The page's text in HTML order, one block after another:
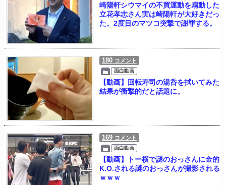
崎陽軒シウマイの不買運動を扇動した
立花孝志さん実は崎陽軒が大好きだっ
た。2度目のマツコ突撃で謝罪する。
180 コメント
面白動画
【動画】回転寿司の湯呑を拭いてみた
結果が衝撃的だと話題に。
169 コメント
面白動画
【動画】トー横で謎のおっさんに金的
K.O.される謎のおっさんが撮影される
ｗｗｗ